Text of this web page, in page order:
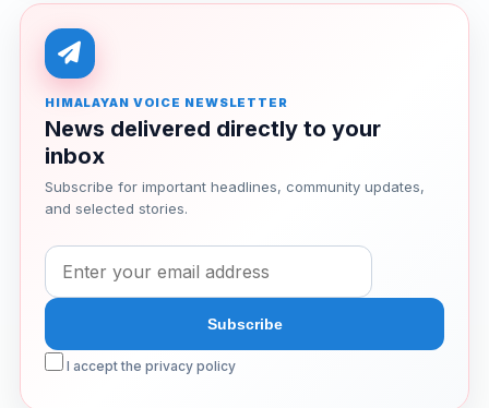
HIMALAYAN VOICE NEWSLETTER
News delivered directly to your
inbox
Subscribe for important headlines, community updates,
and selected stories.
I accept the privacy policy